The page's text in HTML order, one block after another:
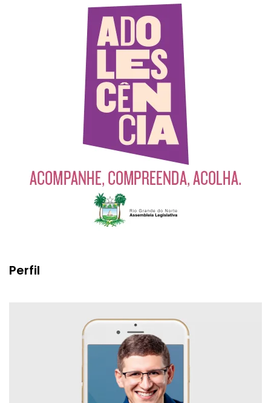
Perfil